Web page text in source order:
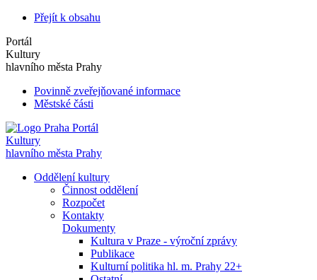
Přejít k obsahu
Portál
Kultury
hlavního města Prahy
Povinně zveřejňované informace
Městské části
Portál
Kultury
hlavního města Prahy
Oddělení kultury
Činnost oddělení
Rozpočet
Kontakty
Dokumenty
Kultura v Praze - výroční zprávy
Publikace
Kulturní politika hl. m. Prahy 22+